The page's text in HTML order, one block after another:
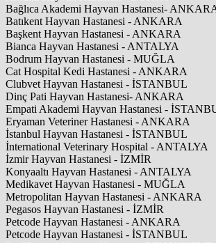
Bağlıca Akademi Hayvan Hastanesi-
Batıkent Hayvan Hastanesi - ANKARA
Başkent Hayvan Hastanesi - ANKARA
Bianca Hayvan Hastanesi - ANTALYA
Bodrum Hayvan Hastanesi - MUĞLA
Cat Hospital Kedi Hastanesi - ANKARA
Clubvet Hayvan Hastanesi - İSTANBUL
Dinç Pati Hayvan Hastanesi- ANKARA
Empati Akademi Hayvan Hastanesi -
Eryaman Veteriner Hastanesi - ANKARA
İstanbul Hayvan Hastanesi - İSTANBUL
İnternational Veterinary Hospital - ANTALYA
İzmir Hayvan Hastanesi - İZMİR
Konyaaltı Hayvan Hastanesi - ANTALYA
Medikavet Hayvan Hastanesi - MUĞLA
Metropolitan Hayvan Hastanesi - ANKARA
Pegasos Hayvan Hastanesi - İZMİR
Petcode Hayvan Hastanesi - ANKARA
Petcode Hayvan Hastanesi - İSTANBUL